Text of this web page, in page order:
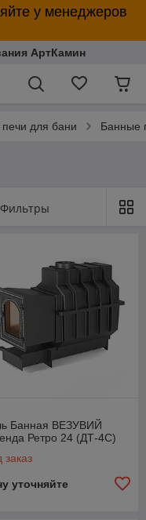
у менеджеров
АртКамин
для бани Банные
Фильтры
Банная ВЕЗУВИЙ
Ретро 24 (ДТ-4С)
заказ
уточняйте